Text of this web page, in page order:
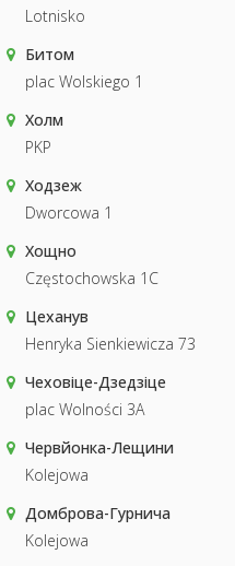
Lotnisko
Битом
plac Wolskiego 1
Холм
PKP
Ходзеж
Dworcowa 1
Хощно
Częstochowska 1C
Цеханув
Henryka Sienkiewicza 73
Чеховіце-Дзедзіце
plac Wolności 3A
Червйонка-Лещини
Kolejowa
Домброва-Гурнича
Kolejowa